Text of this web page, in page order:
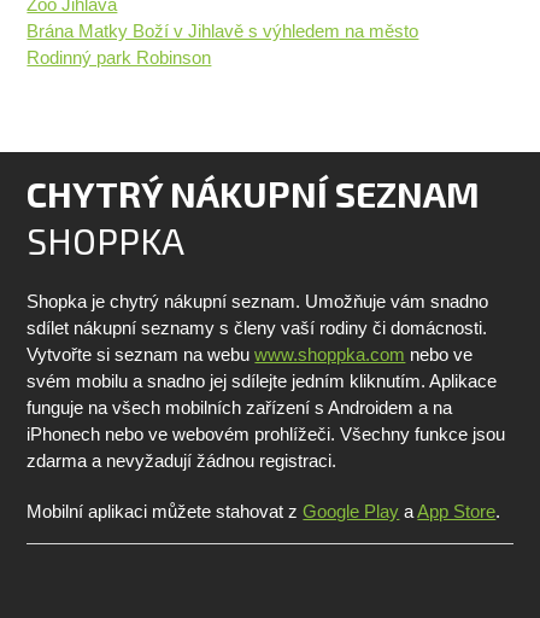
Zoo Jihlava
Brána Matky Boží v Jihlavě s výhledem na město
Rodinný park Robinson
CHYTRÝ NÁKUPNÍ SEZNAM
SHOPPKA
Shopka je chytrý nákupní seznam. Umožňuje vám snadno
sdílet nákupní seznamy s členy vaší rodiny či domácnosti.
Vytvořte si seznam na webuwww.shoppka.com nebo ve
svém mobilu a snadno jej sdílejte jedním kliknutím. Aplikace
funguje na všech mobilních zařízení s Androidem a na
iPhonech nebo ve webovém prohlížeči. Všechny funkce jsou
zdarma a nevyžadují žádnou registraci.
Mobilní aplikaci můžete stahovat zGoogle Play aApp Store.